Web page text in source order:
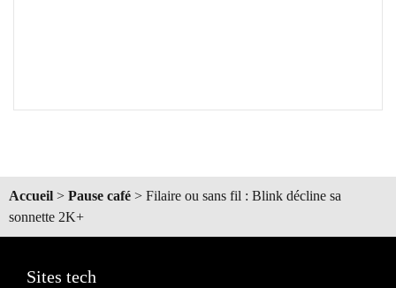
Accueil > Pause café > Filaire ou sans fil : Blink décline sa
sonnette 2K+
Sites tech